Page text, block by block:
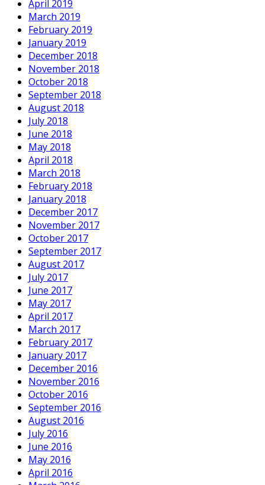
April 2019
March 2019
February 2019
January 2019
December 2018
November 2018
October 2018
September 2018
August 2018
July 2018
June 2018
May 2018
April 2018
March 2018
February 2018
January 2018
December 2017
November 2017
October 2017
September 2017
August 2017
July 2017
June 2017
May 2017
April 2017
March 2017
February 2017
January 2017
December 2016
November 2016
October 2016
September 2016
August 2016
July 2016
June 2016
May 2016
April 2016